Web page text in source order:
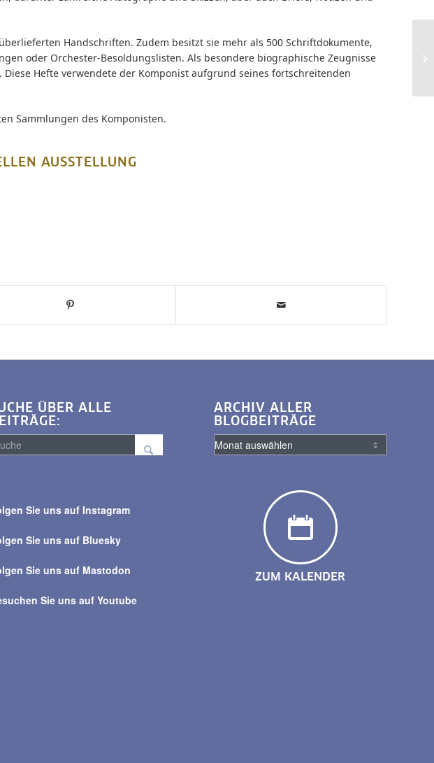
Handschriften. Zudem besitzt sie mehr als 500 Schriftdokumente,
oder Orchester-Besoldungslisten. Als besondere biographische Zeugnisse
Hefte verwendete der Komponist aufgrund seines fortschreitenden
Sammlungen des Komponisten.
AUSSTELLUNG
ÜBER ALLE
Sie uns auf Instagram
Sie uns auf Bluesky
Sie uns auf Mastodon
Sie uns auf Youtube
ARCHIV ALLER
BLOGBEITRÄGE
ZUM KALENDER